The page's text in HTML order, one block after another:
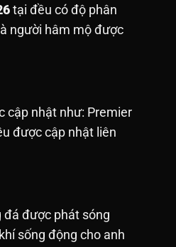
tại đều có độ phân
người hâm mộ được
cập nhật như: Premier
được cập nhật liên
đá được phát sóng
sống động cho anh